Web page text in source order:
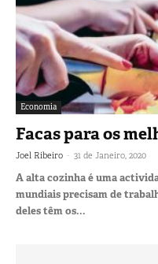
Economia
Facas para os
Joel Ribeiro - 31 de Janeiro, 2020
A alta cozinha é uma
mundiais precisam de
deles têm os...